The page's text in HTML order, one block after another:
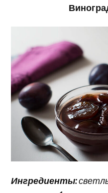
Ингредиенты: